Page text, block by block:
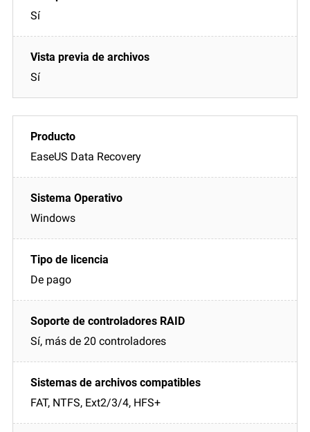
Sí
Sí
EaseUS Data Recovery
Windows
De pago
Sí, más de 20 controladores
FAT, NTFS, Ext2/3/4, HFS+